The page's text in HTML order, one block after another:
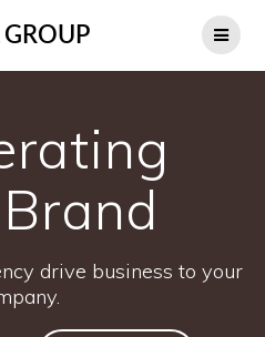
drive business to your